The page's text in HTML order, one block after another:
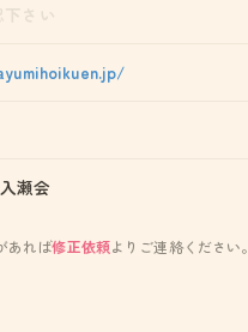
瀬会
あれば修正依頼よりご連絡ください。